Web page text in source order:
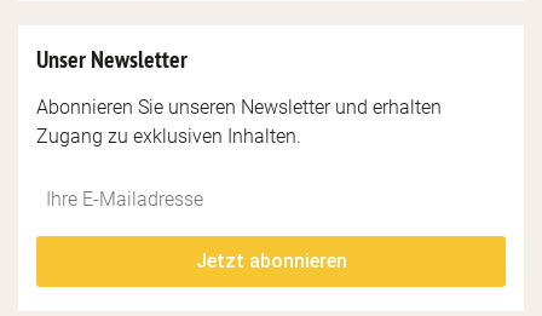
Unser Newsletter
Abonnieren Sie unseren Newsletter und erhalten
Zugang zu exklusiven Inhalten.
Do
*Ihre
Jetzt abonnieren